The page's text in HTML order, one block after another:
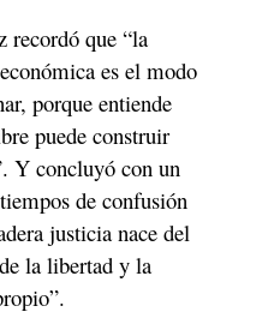
recordó que “la
es el modo
porque entiende
puede construir
Y concluyó con un
de confusión
justicia nace del
la libertad y la